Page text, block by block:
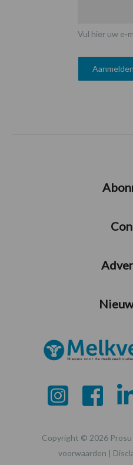
Vul hier uw e-
Copyright © 2026 Prosu
voorwaarden |